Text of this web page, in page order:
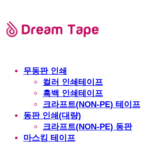
무동판 인쇄
컬러 인쇄테이프
흑백 인쇄테이프
크라프트(NON-PE) 테이프
동판 인쇄(대량)
크라프트(NON-PE) 동판
마스킹 테이프